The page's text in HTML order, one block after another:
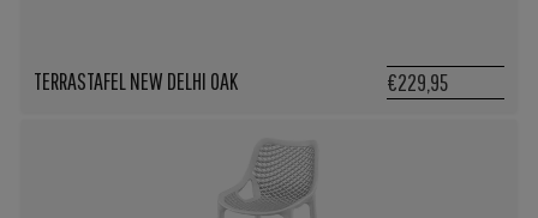
TERRASTAFEL NEW DELHI OAK €229,95